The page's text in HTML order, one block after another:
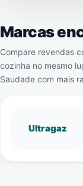
Marcas
Compare revendas
cozinha no mesmo
Saudade com mais
Ultragaz